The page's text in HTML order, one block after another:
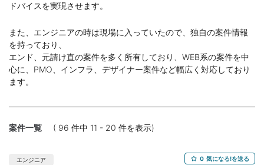
ドバイスを実現させます。
また、エンジニアの時は現場に入っていたので、独自の案件情報
を持っており、
エンド、元請け直の案件を多く所有しており、WEB系の案件を中
心に、PMO、インフラ、デザイナー案件など幅広く対応しており
ます。
案件一覧 ( 96 件中 11 - 20 件を表示)
エンジニア 0 気になる!を送る